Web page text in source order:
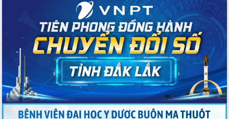
Huy giữ chức Bí thư Đảng ủy Ủy Ban
Nhân dân tỉnh
Bệnh án điện tử thúc đẩy chuyển đổi
số y tế tại Đắk Lắk
Chuyển đổi số thư viện: Mở rộng
không gian tri thức trong thời đại số
Đánh giá, rút kinh nghiệm công tác tổ
chức diễn tập trước ngày bầu cử
Chương trình “Gặp gỡ hữu nghị –
Friendship Meeting New Year 2026”